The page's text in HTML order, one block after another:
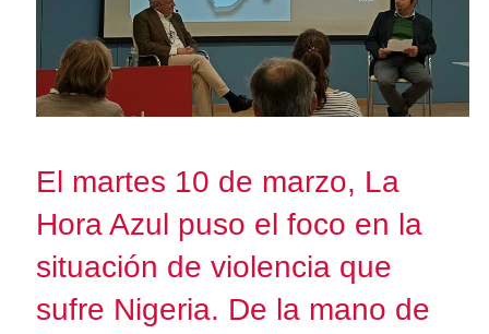
El martes 10 de marzo, La
Hora Azul puso el foco en la
situación de violencia que
sufre Nigeria. De la mano de